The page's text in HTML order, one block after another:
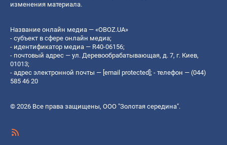
изменения материала.
Название онлайн медиа — «OBOZ.UA»
- субъект в сфере онлайн медиа;
- идентификатор медиа — R40-06156;
- почтовый адрес — ул. Деревообрабатывающая, д. 7, г. Киев,
01013;
- адрес электронной почты — [email protected]; - телефон — (044)
585 46 20
© 2026 Все права защищены, ООО "Золотая середина".